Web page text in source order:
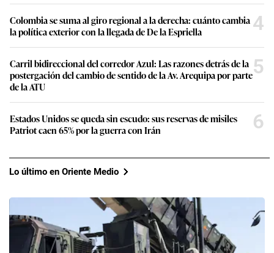
Colombia se suma al giro regional a la derecha: cuánto cambia
la política exterior con la llegada de De la Espriella
4
Carril bidireccional del corredor Azul: Las razones detrás de la
postergación del cambio de sentido de la Av. Arequipa por parte
de la ATU
5
Estados Unidos se queda sin escudo: sus reservas de misiles
Patriot caen 65% por la guerra con Irán
6
Lo último en Oriente Medio